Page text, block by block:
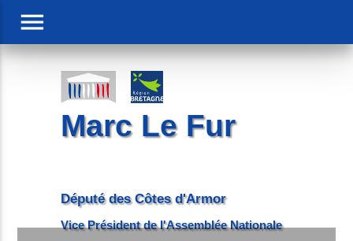
Marc Le Fur
Député des Côtes d'Armor
Vice Président de l'Assemblée Nationale
menu